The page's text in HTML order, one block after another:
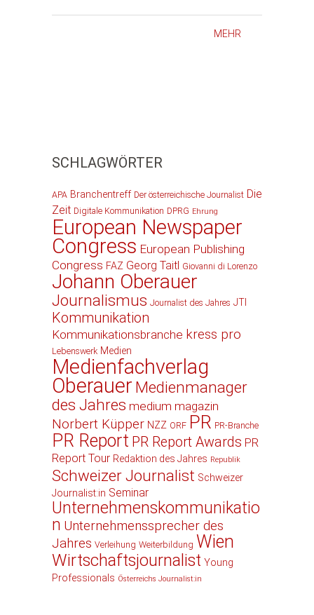
MEHR
SCHLAGWÖRTER
APA Branchentreff Der österreichische Journalist Die
Zeit Digitale Kommunikation DPRG Ehrung
European Newspaper
Congress European Publishing
Congress FAZ Georg Taitl Giovanni di Lorenzo
Johann Oberauer
Journalismus Journalist des Jahres JTI
Kommunikation
Kommunikationsbranche kress pro
Lebenswerk Medien
Medienfachverlag
Oberauer Medienmanager
des Jahres medium magazin
Norbert Küpper NZZ ORF PR PR-Branche
PR Report PR Report Awards PR
Report Tour Redaktion des Jahres Republik
Schweizer Journalist Schweizer
Journalist:in Seminar
Unternehmenskommunikatio
n Unternehmenssprecher des
Jahres Verleihung Weiterbildung Wien
Wirtschaftsjournalist Young
Professionals Österreichs Journalist:in